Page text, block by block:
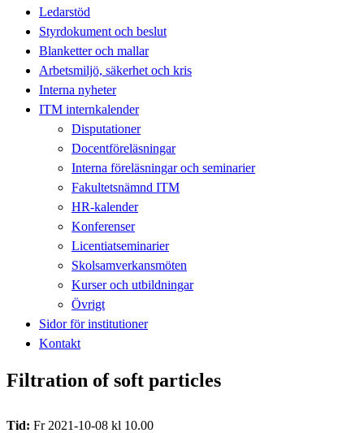
Ledarstöd
Styrdokument och beslut
Blanketter och mallar
Arbetsmiljö, säkerhet och kris
Interna nyheter
ITM internkalender
Disputationer
Docentföreläsningar
Interna föreläsningar och seminarier
Fakultetsnämnd ITM
HR-kalender
Konferenser
Licentiatseminarier
Skolsamverkansmöten
Kurser och utbildningar
Övrigt
Sidor för institutioner
Kontakt
Filtration of soft particles
Tid: Fr 2021-10-08 kl 10.00